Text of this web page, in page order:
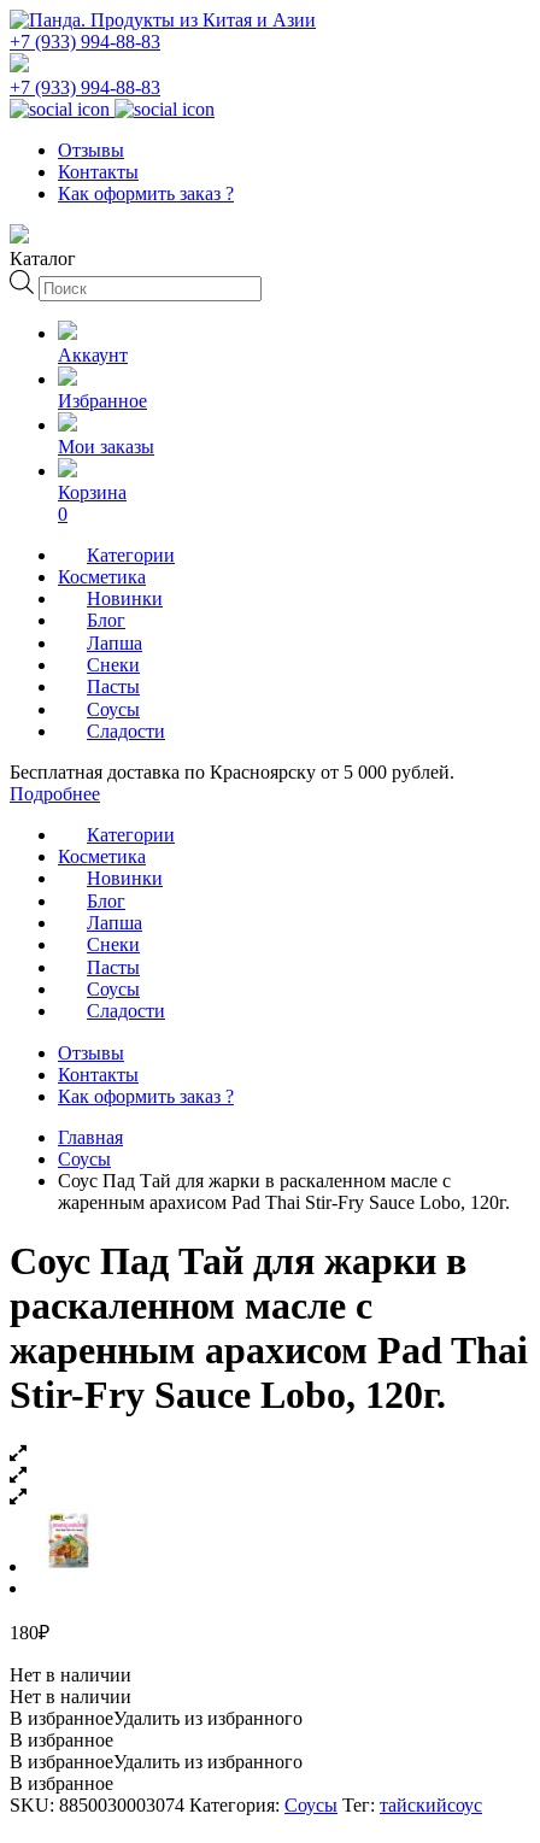
+7 (933) 994-88-83
+7 (933) 994-88-83
Отзывы
Контакты
Как оформить заказ ?
Каталог
Поиск
товаров
Аккаунт
Избранное
Мои заказы
Корзина
0
Категории
Косметика
Новинки
Блог
Лапша
Снеки
Пасты
Соусы
Сладости
Бесплатная доставка по Красноярску от 5 000 рублей.
Подробнее
Категории
Косметика
Новинки
Блог
Лапша
Снеки
Пасты
Соусы
Сладости
Отзывы
Контакты
Как оформить заказ ?
Главная
Соусы
Соус Пад Тай для жарки в раскаленном масле с
жаренным арахисом Pad Thai Stir-Fry Sauce Lobo, 120г.
Соус Пад Тай для жарки в
раскаленном масле с
жаренным арахисом Pad Thai
Stir-Fry Sauce Lobo, 120г.
180₽
Нет в наличии
Нет в наличии
В избранноеУдалить из избранного
В избранное
В избранноеУдалить из избранного
В избранное
SKU: 8850030003074 Категория: Соусы Тег: тайскийсоус